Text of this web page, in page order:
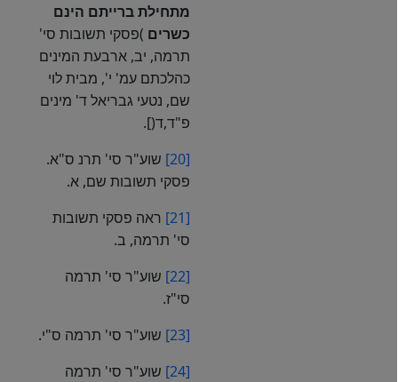
מתחילת ברייתם הינם
כשרים )פסקי תשובות סי'
תרמה, יב, ארבעת המינים
כהלכתם עמ' י', מבית לוי
שם, נטעי גבריאל ד' מינים
פ"ד,ד(].
[20]
שוע"ר סי' תרנ ס"א.
פסקי תשובות שם, א.
[21]
ראה פסקי תשובות
סי' תרמה, ב.
[22]
שוע"ר סי' תרמה
סי"ז.
[23]
שוע"ר סי' תרמה ס"י.
[24]
שוע"ר סי' תרמה